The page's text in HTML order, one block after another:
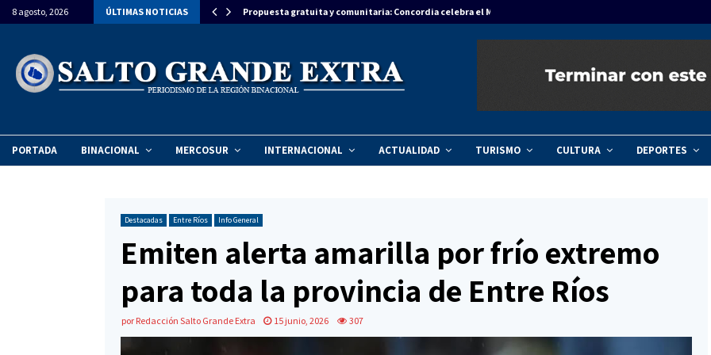
8 agosto, 2026 ÚLTIMAS NOTICIAS
la llegada del Papa León XIV a… Propuesta gratuita y comunitaria: Concordia celebra el Mes del Niño…
PORTADA BINACIONAL MERCOSUR INTERNACIONAL ACTUALIDAD TURISMO CULTURA DEPORTES
Destacadas Entre Ríos Info General
Emiten alerta amarilla por frío extremo
para toda la provincia de Entre Ríos
por Redacción Salto Grande Extra 15 junio, 2026 307